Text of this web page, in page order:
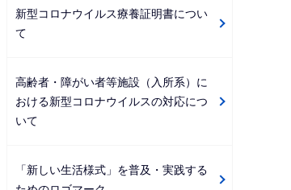
ゲ
ョ
ン
新型コロナウイルス療養証明書につい
て
高齢者・障がい者等施設（入所系）に
おける新型コロナウイルスの対応につ
いて
「新しい生活様式」を普及・実践する